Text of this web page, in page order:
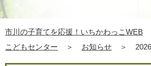
市川の子育てを応援！いちかわっこWEB
こどもセンター
＞ お知らせ ＞